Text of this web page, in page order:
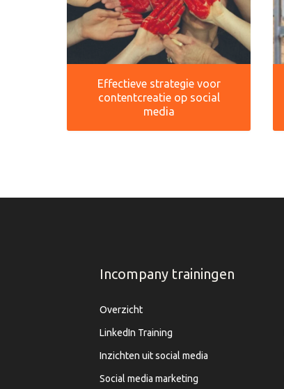
Effectieve strategie voor
contentcreatie op social
media
Incompany trainingen
Overzicht
LinkedIn Training
Inzichten uit social media
Social media marketing